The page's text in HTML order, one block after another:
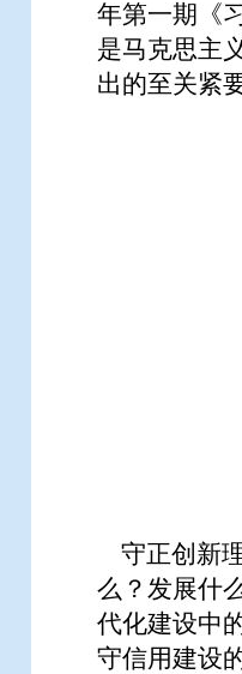
年第一期《
是马克思主
出的至关紧
守正创新
么？发展什
代化建设中
守信用建设